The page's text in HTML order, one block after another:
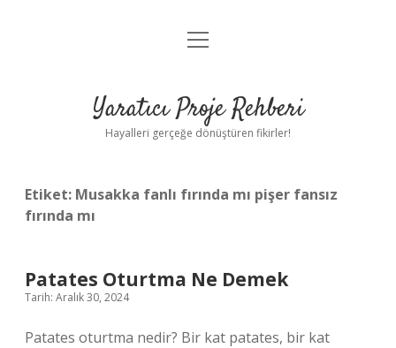
Anasayfa
Yasal Uyarı
menüyü
Yaratıcı Proje Rehberi
Hayalleri gerçeğe dönüştüren fikirler!
Etiket: Musakka fanlı fırında mı pişer fansız
fırında mı
Patates Oturtma Ne Demek
Tarih: Aralık 30, 2024
Patates oturtma nedir? Bir kat patates, bir kat